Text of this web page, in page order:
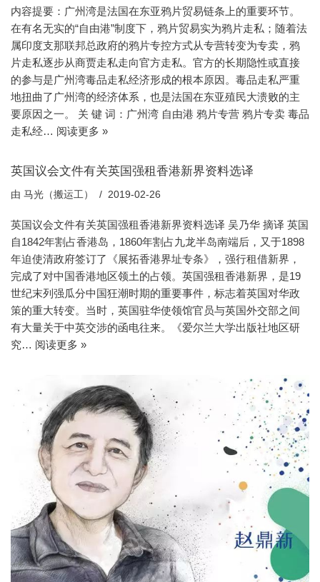
内容提要：广州湾是法国在东亚鸦片贸易链条上的重要环节。
在有名无实的“自由港”制度下，鸦片贸易实为鸦片走私；随着法
属印度支那联邦总政府的鸦片专控方式从专营转变为专卖，鸦
片走私逐步从商贾走私走向官方走私。官方的长期隐性或直接
的参与是广州湾毒品走私经济形成的根本原因。毒品走私严重
地扭曲了广州湾的经济体系，也是法国在东亚殖民大溃败的主
要原因之一。 关 键 词：广州湾 自由港 鸦片专营 鸦片专卖 毒品
走私经… 阅读更多 »
英国议会文件有关英国强租香港新界资料选译
由 马光（搬运工） 2019-02-26
英国议会文件有关英国强租香港新界资料选译 吴乃华 摘译 英国
自1842年割占香港岛，1860年割占九龙半岛南端后，又于1898
年迫使清政府签订了《展拓香港界址专条》，强行租借新界，
完成了对中国香港地区领土的占领。英国强租香港新界，是19
世纪末列强瓜分中国狂潮时期的重要事件，标志着英国对华政
策的重大转变。当时，英国驻华使领馆官员与英国外交部之间
有大量关于中英交涉的函电往来。《爱尔兰大学出版社地区研
究… 阅读更多 »